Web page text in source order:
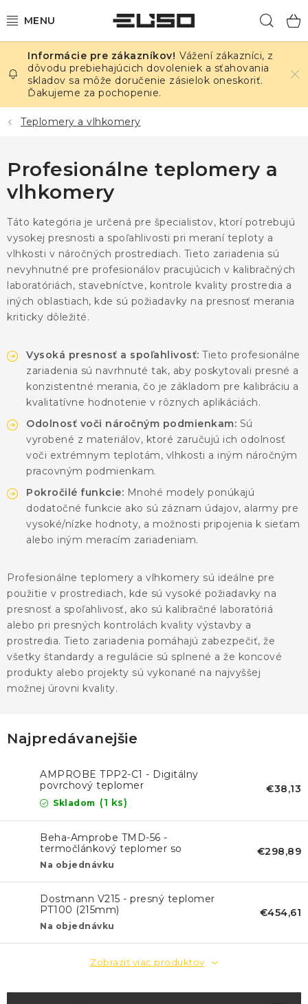
na
ELEKTRINA
TEPLOTA A VLHKOSŤ
TLAK A ÚNIKY
ZÁZNAMNÍKY
KALIBRÁCIA
TLAČ DPS
OSTATNÉ
KONTAKTY
ZNAČKY
Obchodné podmienky GDPR Slovník pojmov
Vážení zákazníci, z
dôvodu prebiehajúcich dovoleniek a sťahovania
skladov sa môže doručenie zásielok oneskoriť.
Ďakujeme za pochopenie.
Teplomery a vlhkomery
Profesionálne teplomery a
vlhkomery
Táto kategória je určená pre špecialistov, ktorí potrebujú
vysokej presnosti a spoľahlivosti pri meraní teploty a
vlhkosti v náročných prostrediach. Tieto zariadenia sú
nevyhnutné pre profesionálov pracujúcich v kalibračných
laboratóriách, stavebníctve, kontrole kvality prostredia a
iných oblastiach, kde sú požiadavky na presnosť merania
kriticky dôležité.
Vysoká presnosť a spoľahlivosť: Tieto profesionálne
zariadenia sú navrhnuté tak, aby poskytovali presné a
konzistentné merania, čo je základom pre kalibráciu a
kvalitatívne hodnotenie v rôznych aplikáciách.
Odolnosť voči náročným podmienkam: Sú
vyrobené z materiálov, ktoré zaručujú ich odolnosť
voči extrémnym teplotám, vlhkosti a iným náročným
pracovným podmienkam.
Pokročilé funkcie: Mnohé modely ponúkajú
dodatočné funkcie ako sú záznam údajov, alarmy pre
vysoké/nízke hodnoty, a možnosti pripojenia k sieťam
alebo iným meracím zariadeniam.
Profesionálne teplomery a vlhkomery sú ideálne pre
použitie v prostrediach, kde sú vysoké požiadavky na
presnosť a spoľahlivosť, ako sú kalibračné laboratóriá
alebo pri presných kontrolách kvality výstavby a
prostredia. Tieto zariadenia pomáhajú zabezpečiť, že
všetky štandardy a regulácie sú splnené a že koncové
produkty alebo projekty sú vykonané na najvyššej
možnej úrovni kvality.
Najpredávanejšie
AMPROBE TPP2-C1 - Digitálny
povrchový teplomer
Skladom (1 ks)
€38,13
Beha-Amprobe TMD-56 -
termočlánkový teplomer so
záznamníkom a USB
Na objednávku
€298,89
Dostmann V215 - presný teplomer
PT100 (215mm)
Na objednávku
€454,61
Zobraziť viac produktov